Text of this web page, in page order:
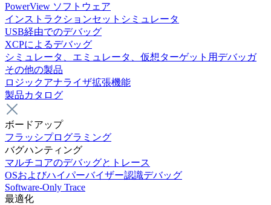
PowerView ソフトウェア
インストラクションセットシミュレータ
USB経由でのデバッグ
XCPによるデバッグ
シミュレータ、エミュレータ、仮想ターゲット用デバッガ
その他の製品
ロジックアナライザ拡張機能
製品カタログ
ボードアップ
フラッシプログラミング
バグハンティング
マルチコアのデバッグとトレース
OSおよびハイパーバイザー認識デバッグ
Software-Only Trace
最適化